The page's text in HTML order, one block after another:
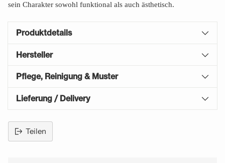
sein Charakter sowohl funktional als auch ästhetisch.
Produktdetails
Hersteller
Pflege, Reinigung & Muster
Lieferung / Delivery
Teilen